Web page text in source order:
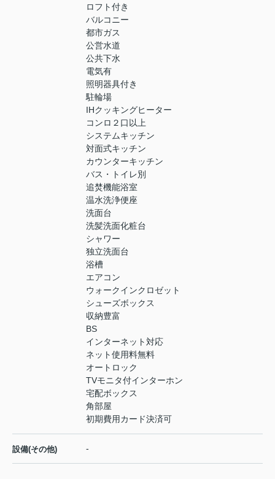
ロフト付き
バルコニー
都市ガス
公営水道
公共下水
電気有
照明器具付き
駐輪場
IHクッキングヒーター
コンロ２口以上
システムキッチン
対面式キッチン
カウンターキッチン
バス・トイレ別
追焚機能浴室
温水洗浄便座
洗面台
洗髪洗面化粧台
シャワー
独立洗面台
浴槽
エアコン
ウォークインクロゼット
シューズボックス
収納豊富
BS
インターネット対応
ネット使用料無料
オートロック
TVモニタ付インターホン
宅配ボックス
角部屋
初期費用カード決済可
設備(その他) -